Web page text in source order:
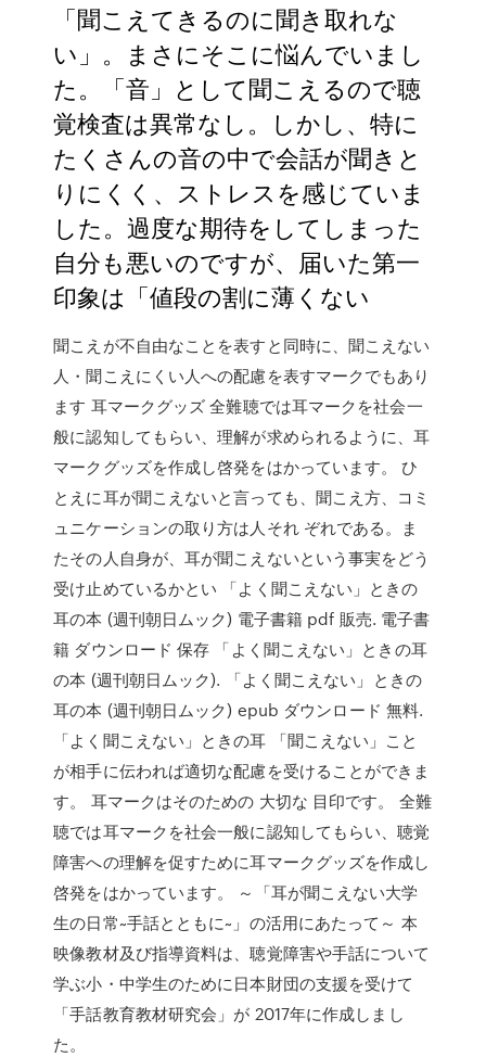
「聞こえてきるのに聞き取れな
い」。まさにそこに悩んでいまし
た。「音」として聞こえるので聴
覚検査は異常なし。しかし、特に
たくさんの音の中で会話が聞きと
りにくく、ストレスを感じていま
した。過度な期待をしてしまった
自分も悪いのですが、届いた第一
印象は「値段の割に薄くない
聞こえが不自由なことを表すと同時に、聞こえない
人・聞こえにくい人への配慮を表すマークでもあり
ます 耳マークグッズ 全難聴では耳マークを社会一
般に認知してもらい、理解が求められるように、耳
マークグッズを作成し啓発をはかっています。 ひ
とえに耳が聞こえないと言っても、聞こえ方、コミ
ュニケーションの取り方は人それ ぞれである。ま
たその人自身が、耳が聞こえないという事実をどう
受け止めているかとい 「よく聞こえない」ときの
耳の本 (週刊朝日ムック) 電子書籍 pdf 販売. 電子書
籍 ダウンロード 保存 「よく聞こえない」ときの耳
の本 (週刊朝日ムック). 「よく聞こえない」ときの
耳の本 (週刊朝日ムック) epub ダウンロード 無料.
「よく聞こえない」ときの耳 「聞こえない」こと
が相手に伝われば適切な配慮を受けることができま
す。 耳マークはそのための 大切な 目印です。 全難
聴では耳マークを社会一般に認知してもらい、聴覚
障害への理解を促すために耳マークグッズを作成し
啓発をはかっています。 ～「耳が聞こえない大学
生の日常~手話とともに~」の活用にあたって～ 本
映像教材及び指導資料は、聴覚障害や手話について
学ぶ小・中学生のために日本財団の支援を受けて
「手話教育教材研究会」が 2017年に作成しまし
た。